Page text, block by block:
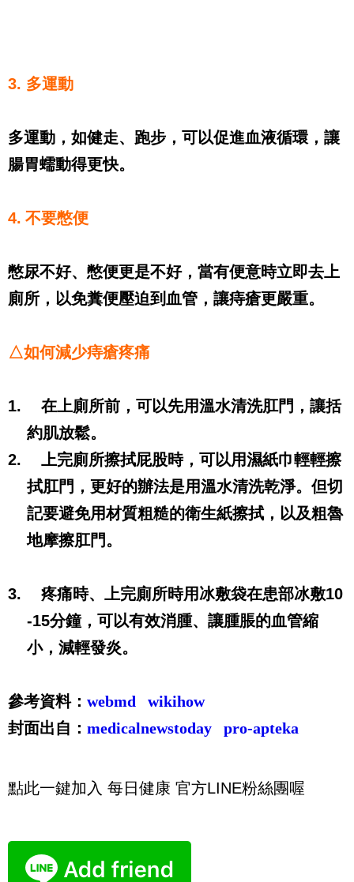
3. 多運動
多運動，如健走、跑步，可以促進血液循環，讓
腸胃蠕動得更快。
4. 不要憋便
憋尿不好、憋便更是不好， 當有便意時立即去上
廁所，以免糞便壓迫到血管，讓痔瘡更嚴重。
△如何減少痔瘡疼痛
1.
在上廁所前，可以先用溫水清洗肛門，讓括
約肌放鬆。
2.
上完廁所擦拭屁股時，可以用濕紙巾輕輕擦
拭肛門，更好的辦法是用溫水清洗乾淨。但切
記要避免用材質粗糙的衛生紙擦拭，以及粗魯
地摩擦肛門。
3. 疼痛時、上完廁所時用冰敷袋在患部冰敷10
-15分鐘，可以有效消腫、讓腫脹的血管縮
小，減輕發炎。
參考資料： webmd
wikihow
封面出自： medicalnewstoday pro-apteka
點此一鍵加入 每日健康 官方LINE粉絲團喔